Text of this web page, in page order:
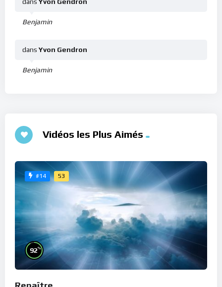
Benjamin
Benjamin
dans Yvon Gendron
Vidéos les Plus Aimés
#14 53
92%